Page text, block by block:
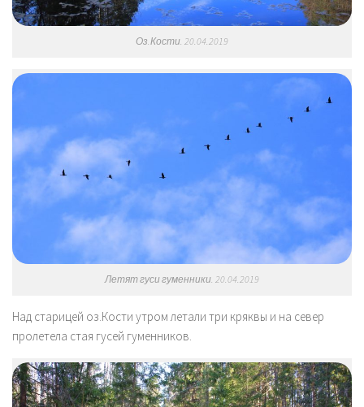
Оз.Кости. 20.04.2019
Летят гуси гуменники. 20.04.2019
Над старицей оз.Кости утром летали три кряквы и на север
пролетела стая гусей гуменников.